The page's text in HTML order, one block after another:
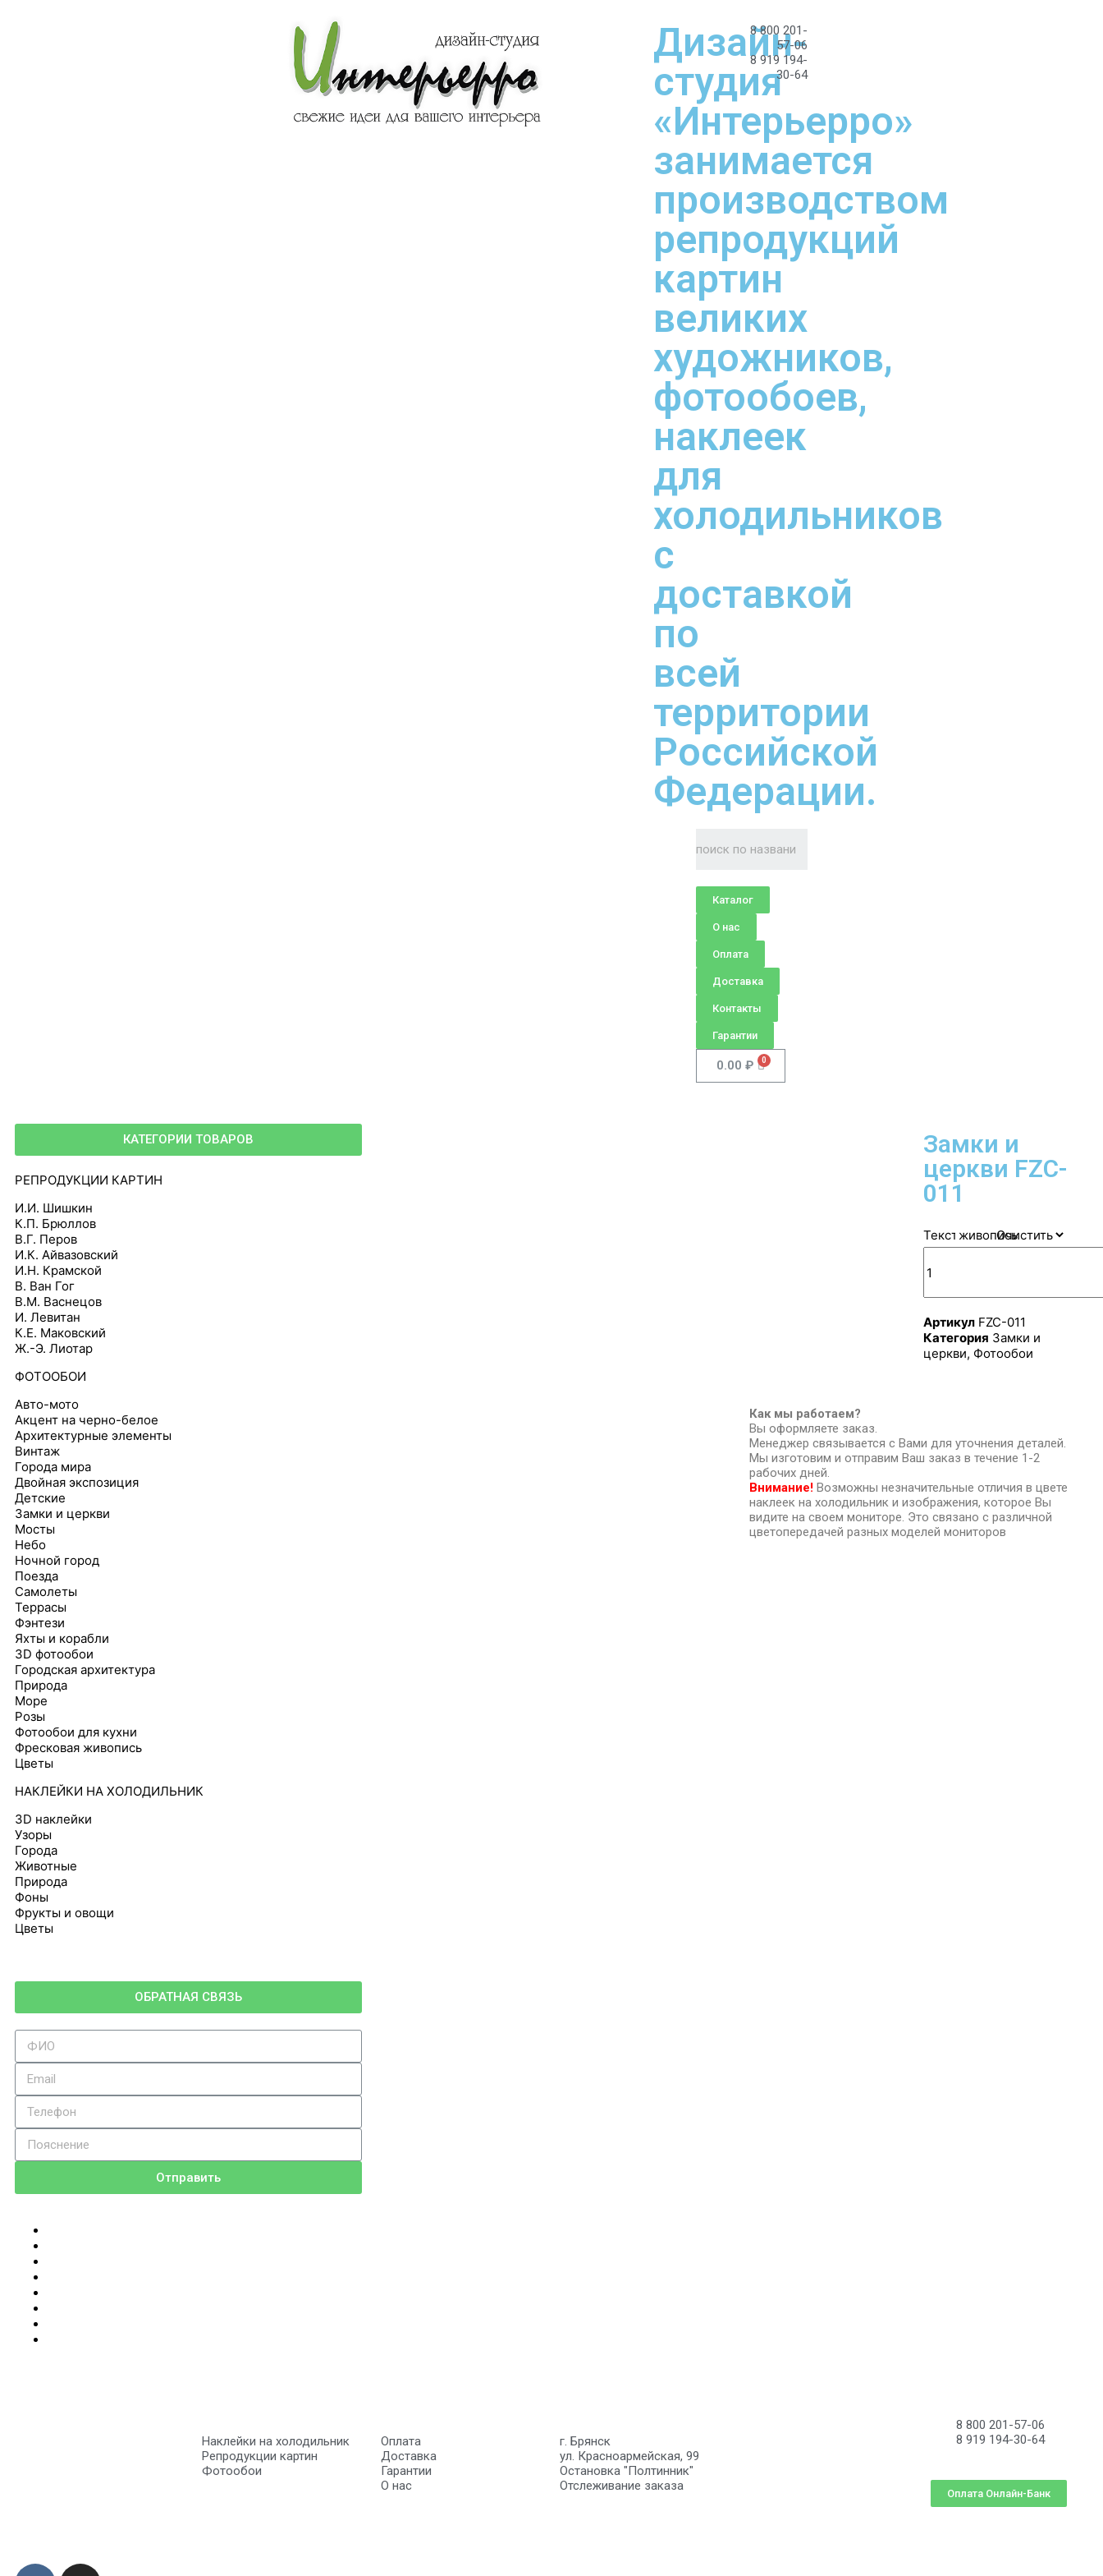
Дизайн-
студия
«Интерьерро»
занимается
производством
репродукций
картин
великих
художников,
фотообоев,
наклеек
для
холодильников
с
доставкой
по
всей
территории
Российской
Федерации.
8 800 201-
57-06
8 919 194-
30-64
Каталог
О нас
Оплата
Доставка
Контакты
Гарантии
0.00 ₽
КАТЕГОРИИ ТОВАРОВ
РЕПРОДУКЦИИ КАРТИН
И.И. Шишкин
К.П. Брюллов
В.Г. Перов
И.К. Айвазовский
И.Н. Крамской
В. Ван Гог
В.М. Васнецов
И. Левитан
К.Е. Маковский
Ж.-Э. Лиотар
ФОТООБОИ
Авто-мото
Акцент на черно-белое
Архитектурные элементы
Винтаж
Города мира
Двойная экспозиция
Детские
Замки и церкви
Мосты
Небо
Ночной город
Поезда
Самолеты
Террасы
Фэнтези
Яхты и корабли
3D фотообои
Городская архитектура
Природа
Море
Розы
Фотообои для кухни
Фресковая живопись
Цветы
НАКЛЕЙКИ НА ХОЛОДИЛЬНИК
3D наклейки
Узоры
Города
Животные
Природа
Фоны
Фрукты и овощи
Цветы
ОБРАТНАЯ СВЯЗЬ
Отправить
Замки и
церкви FZC-
011
Текстура Очистить
Артикул FZC-011
Категория Замки и
церкви, Фотообои
Как мы работаем?
Вы оформляете заказ.
Менеджер связывается с Вами для уточнения деталей.
Мы изготовим и отправим Ваш заказ в течение 1-2
рабочих дней.
Внимание! Возможны незначительные отличия в цвете
наклеек на холодильник и изображения, которое Вы
видите на своем мониторе. Это связано с различной
цветопередачей разных моделей мониторов
Наклейки на холодильник
Репродукции картин
Фотообои
Оплата
Доставка
Гарантии
О нас
г. Брянск
ул. Красноармейская, 99
Остановка "Полтинник"
Отслеживание заказа
8 800 201-57-06
8 919 194-30-64
Оплата Онлайн-Банк